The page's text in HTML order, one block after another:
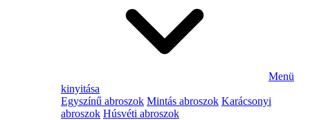
Menü
kinyitása
Egyszínű abroszok Mintás abroszok Karácsonyi
abroszok Húsvéti abroszok